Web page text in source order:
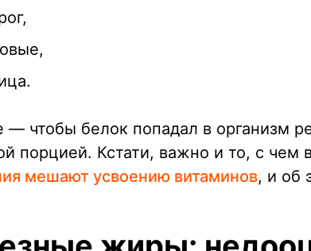
— чтобы белок попадал в организм
порцией. Кстати, важно и то, с чем
мешают усвоению витаминов, и об